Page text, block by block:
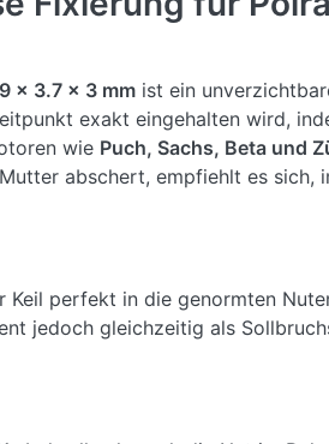
9 x 3.7 x 3 mm ist ein
exakt eingehalten wird,
wie Puch, Sachs, Beta und
abschert, empfiehlt es sich,
perfekt in die genormten
jedoch gleichzeitig als